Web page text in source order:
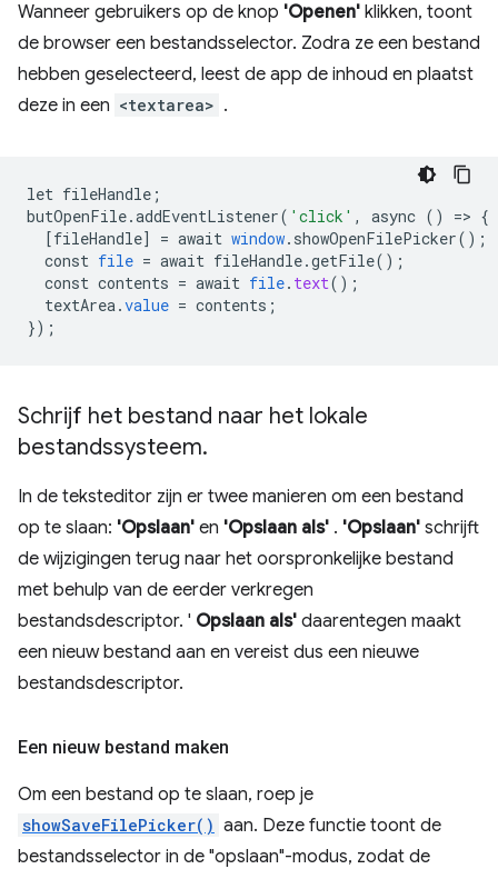
Wanneer gebruikers op de knop 'Openen' klikken, toont
de browser een bestandsselector. Zodra ze een bestand
hebben geselecteerd, leest de app de inhoud en plaatst
deze in een <textarea> .
let fileHandle ;
butOpenFile.addEventListener( 'click' , async () => {
[fileHandle] = await window. showOpenFilePicker();
const file = await fileHandle.getFile();
const contents = await file. text();
textArea.value = contents ;
});
Schrijf het bestand naar het lokale
bestandssysteem.
In de teksteditor zijn er twee manieren om een ​​bestand
op te slaan: 'Opslaan' en 'Opslaan als' . 'Opslaan' schrijft
de wijzigingen terug naar het oorspronkelijke bestand
met behulp van de eerder verkregen
bestandsdescriptor. ' Opslaan als' daarentegen maakt
een nieuw bestand aan en vereist dus een nieuwe
bestandsdescriptor.
Een nieuw bestand maken
Om een ​​bestand op te slaan, roep je
showSaveFilePicker() aan. Deze functie toont de
bestandsselector in de "opslaan"-modus, zodat de